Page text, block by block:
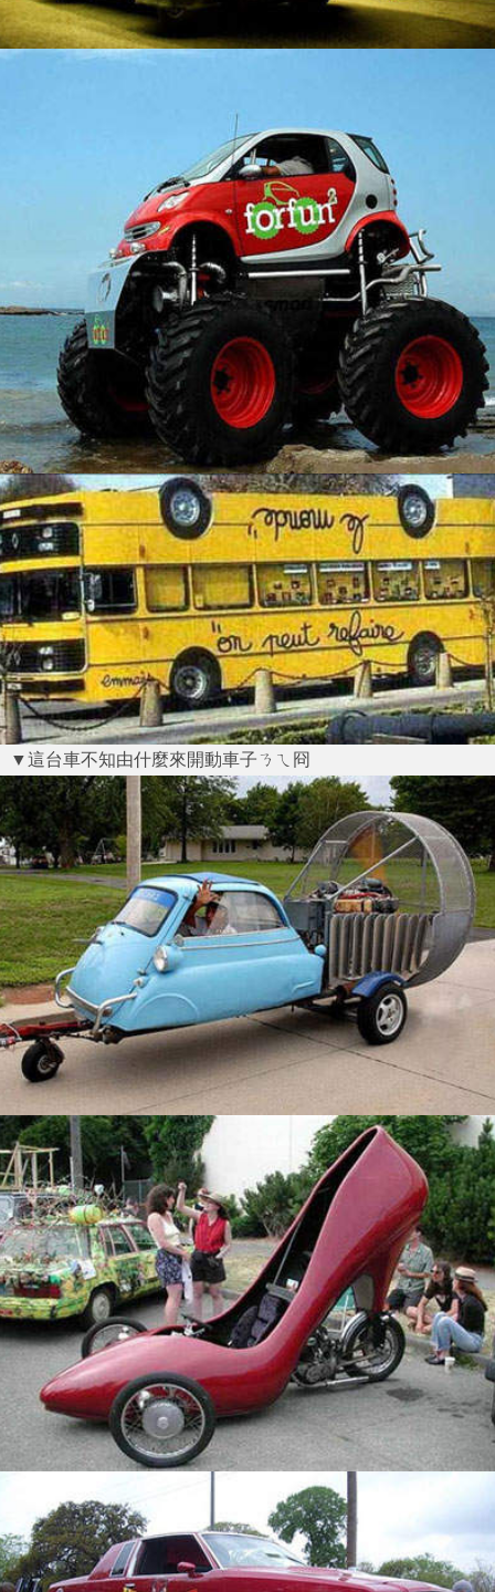
▼這台車不知由什麼來開動車子ㄋㄟ冏